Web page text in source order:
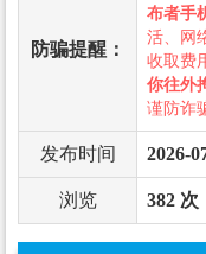
防骗提醒：
布者手
活、网
收取费
你往外
谨防诈
发布时间 2026-
浏览 382 次